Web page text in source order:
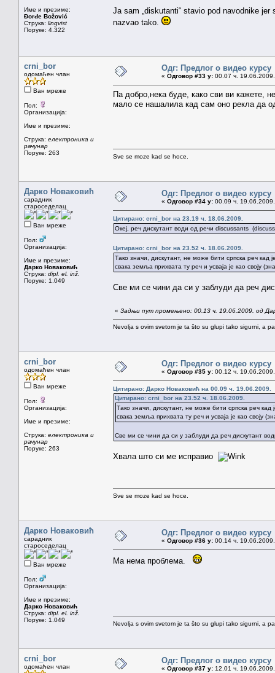
Име и презиме:
Đorđe Božović
Струка: lingvist
Поруке: 4.322
Ja sam „diskutanti“ stavio pod navodnike
nazvao tako.
crni_bor
одомаћен члан
Ван мреже
Пол:
Организација:
Име и презиме:
Струка: електроника и
рачунар
Поруке: 263
Одг: Предлог о видео курсу
« Одговор #33 у: 00.07 ч.
Па добро,нека буде, како сви ви кажете,
мало се нашалила кад сам оно рекла да
Sve se moze kad se hoce.
Дарко Новаковић
сарадник
староседелац
Ван мреже
Пол:
Организација:
Име и презиме:
Дарко Новаковић
Струка: dipl. el. inž.
Поруке: 1.049
Одг: Предлог о видео курсу
« Одговор #34 у: 00.09 ч.
Цитирано: crni_bor на 23.19 ч. 18.06.2009.
Oкеј, реч дискутант води од речи discussants
Цитирано: crni_bor на 23.52 ч. 18.06.2009.
Тако значи, дискутант, не може бити српска реч кад
свака земља прихвата ту реч и усваја је као своју
Све ми се чини да си у заблуди да реч
« Задњи пут промењено: 00.13 ч. 19.06.2009. од
Nevolja s ovim svetom je ta što su glupi tako sigurni, a
crni_bor
одомаћен члан
Ван мреже
Пол:
Организација:
Име и презиме:
Струка: електроника и
рачунар
Поруке: 263
Одг: Предлог о видео курсу
« Одговор #35 у: 00.12 ч.
Цитирано: Дарко Новаковић на 00.09 ч. 19.06.2009.
Цитирано: crni_bor на 23.52 ч. 18.06.2009.
Тако значи, дискутант, не може бити српска реч
свака земља прихвата ту реч и усваја је као своју
Све ми се чини да си у заблуди да реч дискутант
Хвала што си ме исправио
Sve se moze kad se hoce.
Дарко Новаковић
сарадник
староседелац
Ван мреже
Пол:
Организација:
Име и презиме:
Дарко Новаковић
Струка: dipl. el. inž.
Поруке: 1.049
Одг: Предлог о видео курсу
« Одговор #36 у: 00.14 ч.
Ма нема проблема.
Nevolja s ovim svetom je ta što su glupi tako sigurni, a
crni_bor
одомаћен члан
Одг: Предлог о видео курсу
« Одговор #37 у: 12.01 ч.